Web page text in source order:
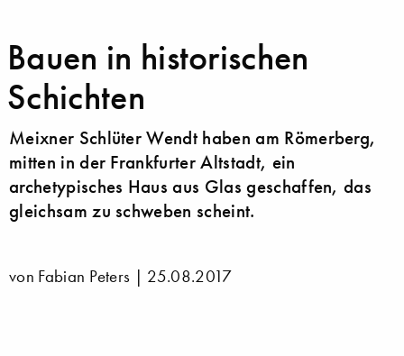
Bauen in historischen
Schichten
Meixner Schlüter Wendt haben am Römerberg,
mitten in der Frankfurter Altstadt, ein
archetypisches Haus aus Glas geschaffen, das
gleichsam zu schweben scheint.
von Fabian Peters | 25.08.2017